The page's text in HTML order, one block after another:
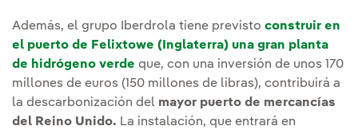
Además, el grupo Iberdrola tiene previsto construir en
el puerto de Felixtowe (Inglaterra) una gran planta
de hidrógeno verde que, con una inversión de unos 170
millones de euros (150 millones de libras), contribuirá a
la descarbonización del mayor puerto de mercancías
del Reino Unido. La instalación, que entrará en